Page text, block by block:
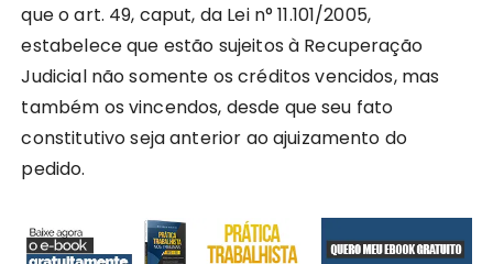
que o art. 49, caput, da Lei n° 11.101/2005,
estabelece que estão sujeitos à Recuperação
Judicial não somente os créditos vencidos, mas
também os vincendos, desde que seu fato
constitutivo seja anterior ao ajuizamento do
pedido.